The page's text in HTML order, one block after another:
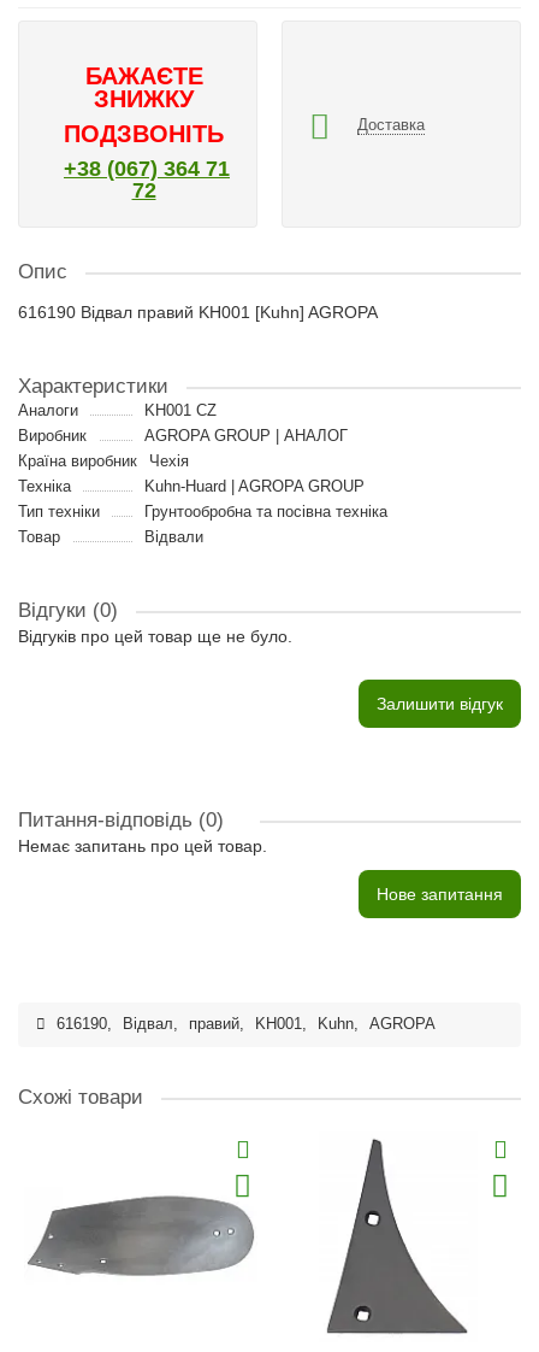
БАЖАЄТЕ
ЗНИЖКУ
ПОДЗВОНІТЬ
+38 (067) 364 71
72
Доставка
Опис
616190 Відвал правий KH001 [Kuhn] AGROPA
Характеристики
Аналоги
KH001 CZ
Виробник
AGROPA GROUP | АНАЛОГ
Країна виробник
Чехія
Техніка
Kuhn-Huard | AGROPA GROUP
Тип техніки
Грунтообробна та посівна техніка
Товар
Відвали
Відгуки (0)
Відгуків про цей товар ще не було.
Залишити відгук
Питання-відповідь (0)
Немає запитань про цей товар.
Нове запитання
616190, Відвал, правий, KH001, Kuhn, AGROPA
Схожі товари